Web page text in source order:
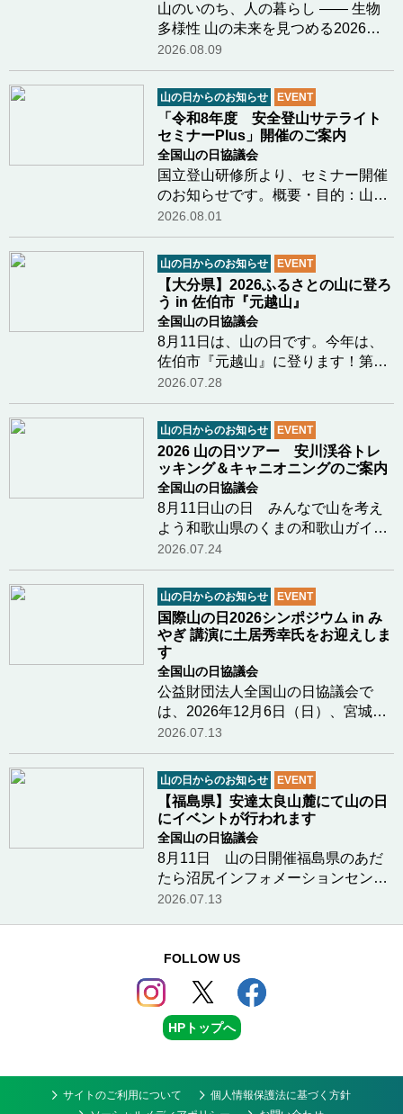
山のいのち、人の暮らし ―― 生物
多様性 山の未来を見つめる2026年
12月6日（日）、宮城県栗原市にお
いて「国際山の日2026シンポジウム
in みやぎ」を開催いたします。今年
のテーマは「生物多様性」。気候変
動という大きな揺…つづきを読む
2026.08.09
山の日からのお知らせ EVENT
「令和8年度 安全登山サテライト
セミナーPlus」開催のご案内
全国山の日協議会
国立登山研修所より、セミナー開催
のお知らせです。概要・目的：山岳
関係機関と共催で、登山初心者をは
じめとする一般登山者を幅広く対象
とし、雪氷学、海外登山遠征の記
録、登山用具・装備の解説等、安全
登山に資する個別…つづきを読む
2026.08.01
山の日からのお知らせ EVENT
【大分県】2026ふるさとの山に登ろ
う in 佐伯市『元越山』
全国山の日協議会
8月11日は、山の日です。今年は、
佐伯市『元越山』に登ります！第５
回「山の日」記念全国大会開催地の
大分県。大分県山の日登山実行委員
会（大分県山岳連盟・大分勤労者山
岳連盟・日本山岳会東九州支部）で
は、毎年ふるさの…つづきを読む
2026.07.28
山の日からのお知らせ EVENT
2026 山の日ツアー 安川渓谷トレ
ッキング＆キャニオニングのご案内
全国山の日協議会
8月11日山の日 みんなで山を考え
よう和歌山県のくまの和歌山ガイド
クラブ新田さまより8月11日山の日
に行われるイベントのご案内があり
ましたのでご紹介します鳥のさえず
り、川のせせらぎ、木漏れ日、川の
水の冷たさ和歌山…つづきを読む
2026.07.24
山の日からのお知らせ EVENT
国際山の日2026シンポジウム in み
やぎ 講演に土居秀幸氏をお迎えしま
す
全国山の日協議会
公益財団法人全国山の日協議会で
は、2026年12月6日（日）、宮城県
栗原市において「国際山の日2026シ
ンポジウム in みやぎ」を開催しま
す。 本シンポジウムでは、「生物多
様性」をメインテーマに掲げ、山や
森が育む自然の恵…つづきを読む
2026.07.13
山の日からのお知らせ EVENT
【福島県】安達太良山麓にて山の日
にイベントが行われます
全国山の日協議会
8月11日 山の日開催福島県のあだ
たら沼尻インフォメーションセンタ
ー様より、山の日（８月１１日）に
す。開催日 ： ２０２６年８月１１
日（祝日）開催時…つづきを読む
2026.07.13
FOLLOW US
HPトップへ
サイトのご利用について
個人情報保護法に基づく方針